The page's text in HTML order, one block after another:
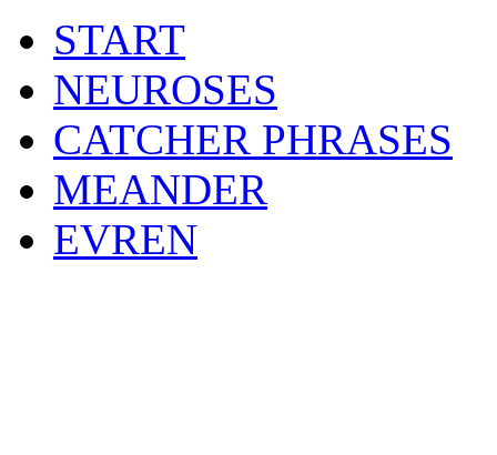
START
NEUROSES
CATCHER PHRASES
MEANDER
EVREN